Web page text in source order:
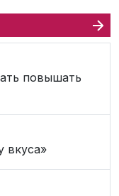
повышать
вкуса»